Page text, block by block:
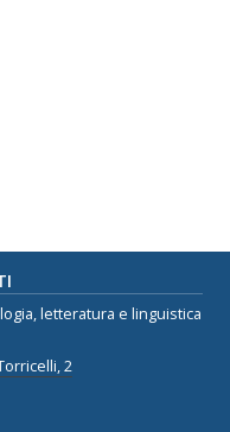
letteratura e linguistica
2